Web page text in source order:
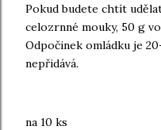
Pokud budete chtít
celozrnné mouky, 50 g
Odpočinek omládku je
nepřidává.
na 10 ks